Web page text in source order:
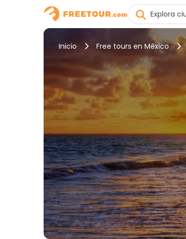
Inicio Free tours en México